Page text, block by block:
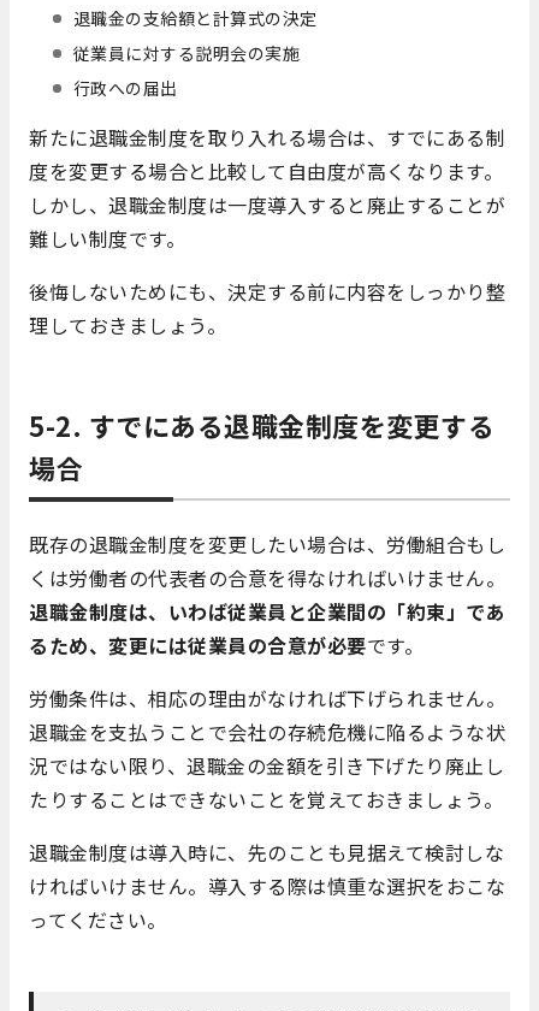
退職金の支給額と計算式の決定
従業員に対する説明会の実施
行政への届出
新たに退職金制度を取り入れる場合は、すでにある制
度を変更する場合と比較して自由度が高くなります。
しかし、退職金制度は一度導入すると廃止することが
難しい制度です。
後悔しないためにも、決定する前に内容をしっかり整
理しておきましょう。
5-2. すでにある退職金制度を変更する
場合
既存の退職金制度を変更したい場合は、労働組合もし
くは労働者の代表者の合意を得なければいけません。
退職金制度は、いわば従業員と企業間の「約束」であ
るため、変更には従業員の合意が必要です。
労働条件は、相応の理由がなければ下げられません。
退職金を支払うことで会社の存続危機に陥るような状
況ではない限り、退職金の金額を引き下げたり廃止し
たりすることはできないことを覚えておきましょう。
退職金制度は導入時に、先のことも見据えて検討しな
ければいけません。導入する際は慎重な選択をおこな
ってください。